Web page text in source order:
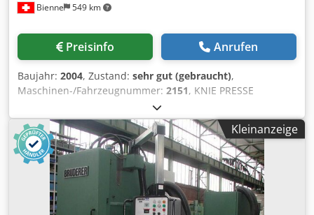
Bienne 549 km
Preisinfo Anrufen
Baujahr: 2004, Zustand: sehr gut (gebraucht),
Maschinen-/Fahrzeugnummer: 2151, KNIE PRESSE
"GRABENER" TYP GK 360 Fabrikationsursprung CE -
Frankreich Spannung 380V/50Hz/3ph Dimensionen
230x170x260 cm Nettogewicht 8800 kg TECHNISCHE DATEN
Dcjdpfxod Hpcyj Ab Ujk Druckleistung 360 T. Tischlänge
440 mm Tischbreite 525 mm Stösselhub 60 mm Anzahl
Schläge 60 / Min. Motorleistung 11 kW irrtum oder
versehen vorbehalten sind die technischen daten ihnen
freibleibend gegeben
Kleinanzeige